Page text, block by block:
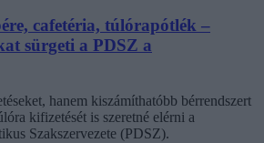
cafetéria, túlórapótlék –
sürgeti a PDSZ a
hanem kiszámíthatóbb bérrendszert
kifizetését is szeretné elérni a
Szakszervezete (PDSZ).